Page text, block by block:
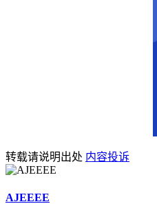
转载请说明出处 内容投诉
AJEEEE